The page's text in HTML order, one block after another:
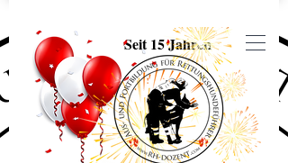
Seit 15 Jahren